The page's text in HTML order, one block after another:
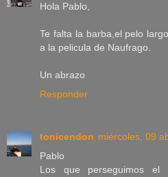
Hola Pablo,
Te falta la barba,el pelo
a la pelicula de Naufrago.
Un abrazo
Responder
tonicendon miércoles, 09
Pablo
Los que perseguimos el